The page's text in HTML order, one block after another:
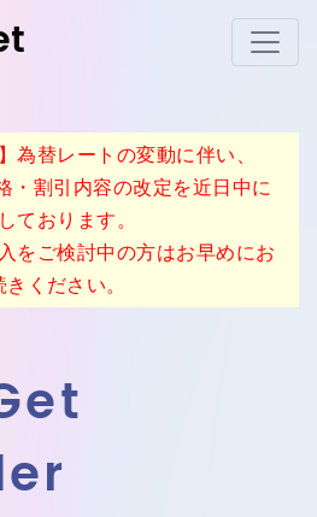
為替レートの変動に伴い、
・割引内容の改定を近日中に
ております。
をご検討中の方はお早めにお
きください。